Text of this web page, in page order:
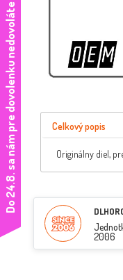
Celkový popis
Originálny diel,
2006
D
o
2
4
.
8
.
s
a
n
á
m
p
r
e
d
o
v
o
l
e
n
k
u
n
e
d
o
v
o
l
á
t
e